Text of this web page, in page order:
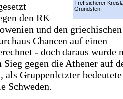
Treffsicherer
Grundsten.
den RK
und den
Chancen auf einen
- doch daraus wurde
gegen die Athener auf
als Gruppenletzter
Schweden.